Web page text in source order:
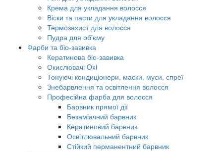
Крема для укладання волосся
Віски та пасти для укладання волосся
Термозахист для волосся
Пудра для об'єму
Фарби та біо-завивка
Кератинова біо-завивка
Окислювачі Oxi
Тонуючі кондиціонери, маски, муси, спреї
Знебарвлення та освітлення волосся
Професійна фарба для волосся
Барвник прямої дії
Безаміачний барвник
Кератиновий барвник
Освітлювальний барвник
Стійкий перманентний барвник